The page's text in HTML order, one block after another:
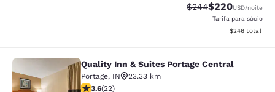
Tarifa anterior
$244Tarifa com
$220USD/noite
Tarifa para sócio
Exibir
$246 total
Quality Inn & Suites Portage Central
Quality Inn & Suites Portage Central
Portage, IN
23.33 km
classificação 3.64 estrelas. Bom. 22 avaliações
3.6(22)